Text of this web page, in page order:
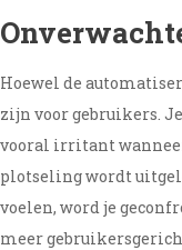
Hoewel de
zijn voor gebruikers.
vooral irritant
plotseling wordt
voelen, word je
meer